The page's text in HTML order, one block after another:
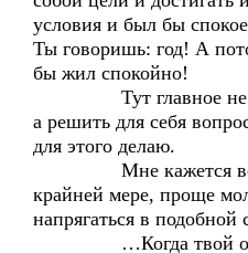
условия и был бы
Ты говоришь: год! А
бы жил спокойно!
Тут главное не
а решить для себя
для этого делаю.
Мне кажется всё
крайней мере, проще
напрягаться в подобной
…Когда твой отец